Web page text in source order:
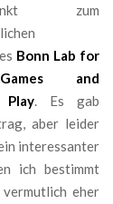
zum
Bonn Lab for
and
Play . Es gab
aber leider
interessanter
ich bestimmt
eher